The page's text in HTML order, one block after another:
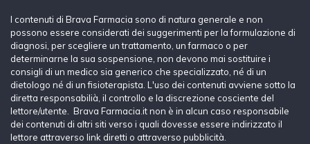
I contenuti di Brava Farmacia sono di natura generale e non
possono essere considerati dei suggerimenti per la formulazione di
diagnosi, per scegliere un trattamento, un farmaco o per
determinarne la sua sospensione, non devono mai sostituire i
consigli di un medico sia generico che specializzato, né di un
dietologo né di un fisioterapista. L'uso dei contenuti avviene sotto la
diretta responsabilià, il controllo e la discrezione cosciente del
lettore/utente. Brava Farmacia.it non è in alcun caso responsabile
dei contenuti di altri siti verso i quali dovesse essere indirizzato il
lettore attraverso link diretti o attraverso pubblicità.